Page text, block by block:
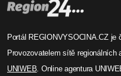
Portál REGIONVYSOCINA.CZ je
Provozovatelem sítě regionálních
UNIWEB . Online agentura